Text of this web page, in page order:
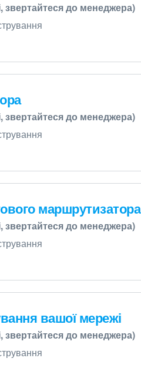
звертайтеся до менеджера)
звертайтеся до менеджера)
маршрутизатора
звертайтеся до менеджера)
вашої мережі
звертайтеся до менеджера)